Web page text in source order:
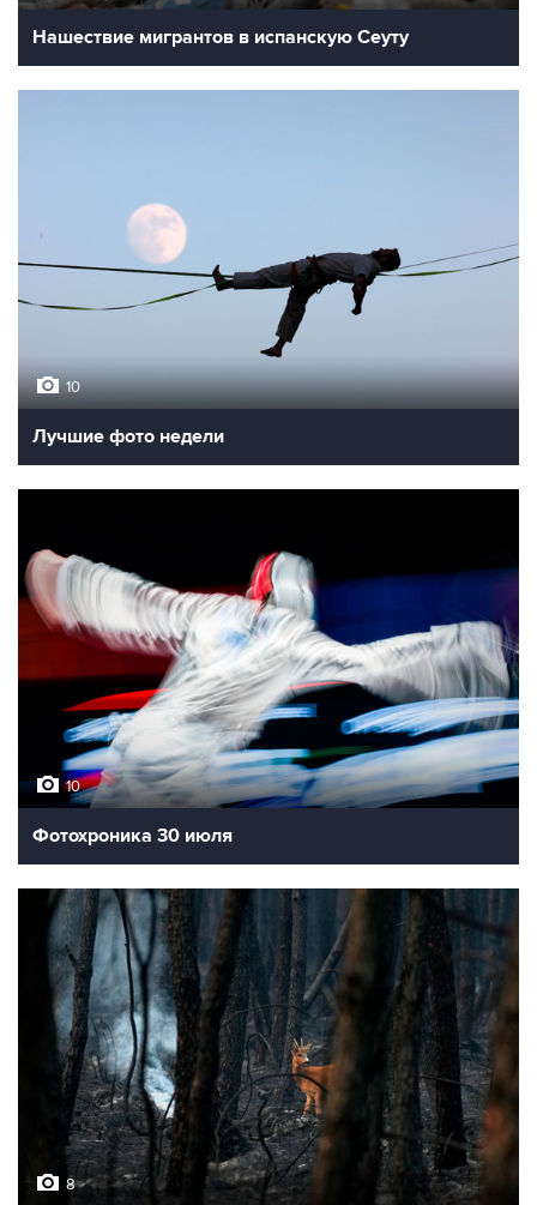
Нашествие мигрантов в испанскую Сеуту
10
Лучшие фото недели
10
Фотохроника 30 июля
8